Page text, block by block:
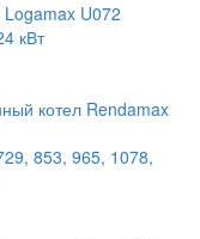
Logamax U072
кВт
котел Rendamax
853, 965, 1078,